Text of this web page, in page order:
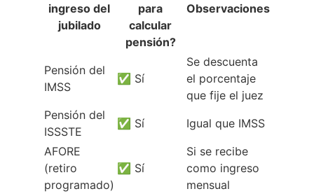
ingreso del
jubilado
para
calcular
pensión?
Observaciones
Pensión del
IMSS
✅ Sí
Se descuenta
el porcentaje
que fije el juez
Pensión del
ISSSTE
✅ Sí
Igual que IMSS
AFORE
(retiro
programado)
✅ Sí
Si se recibe
como ingreso
mensual